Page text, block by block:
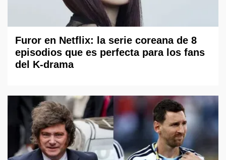
Furor en Netflix: la serie coreana de 8
episodios que es perfecta para los fans
del K-drama